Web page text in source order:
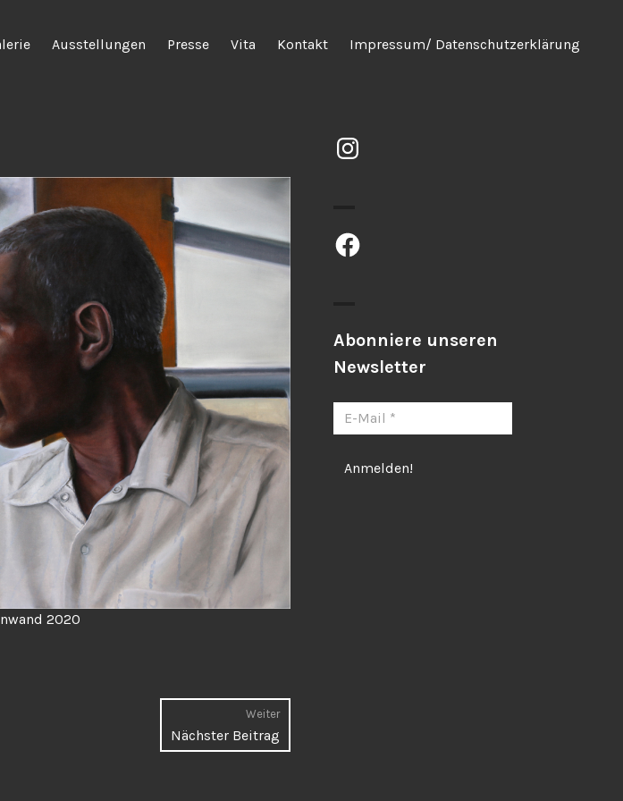
Ausstellungen Presse Vita Kontakt Impressum/ Datenschutzerklärung
2020
Weiter
Beitrag:
Nächster Beitrag
Instagram
Facebook
Abonniere unseren
Newsletter